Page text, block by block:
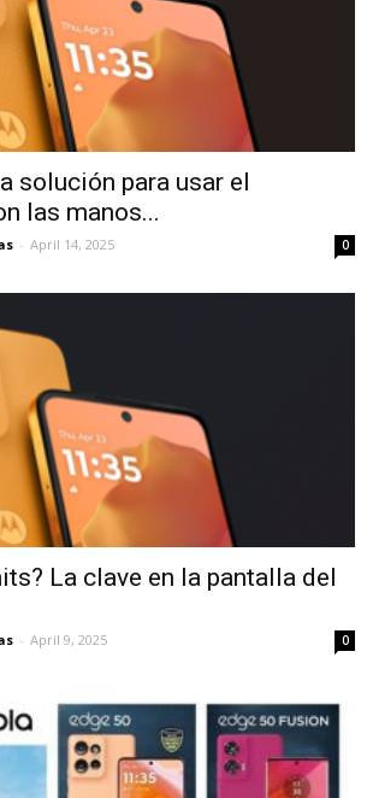
solución para usar el
las manos...
- April 14, 2025 0
La clave en la pantalla del
- April 9, 2025 0